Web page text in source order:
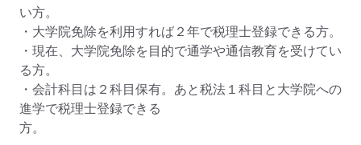
い方。
・大学院免除を利用すれば２年で税理士登録できる方。
・現在、大学院免除を目的で通学や通信教育を受けてい
る方。
・会計科目は２科目保有。あと税法１科目と大学院への
進学で税理士登録できる
方。